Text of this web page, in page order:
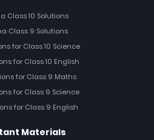
Class 10 Solutions
Class 9 Solutions
for Class 10 Science
for Class 10 English
for Class 9 Maths
for Class 9 Science
for Class 9 English
Materials